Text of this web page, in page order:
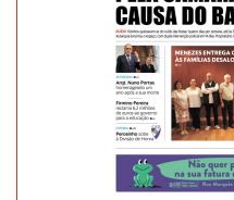
QUE
ESTÁ
ACABAR